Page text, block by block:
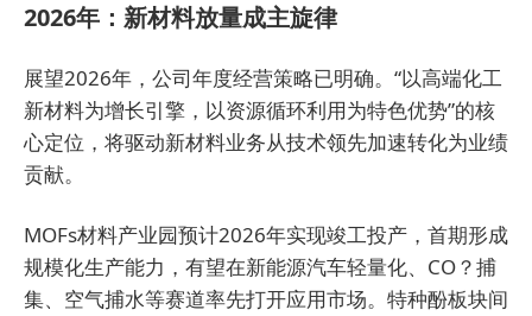
2026年：新材料放量成主旋律
展望2026年，公司年度经营策略已明确。“以高端化工
新材料为增长引擎，以资源循环利用为特色优势”的核
心定位，将驱动新材料业务从技术领先加速转化为业绩
贡献。
MOFs材料产业园预计2026年实现竣工投产，首期形成
规模化生产能力，有望在新能源汽车轻量化、CO？捕
集、空气捕水等赛道率先打开应用市场。特种酚板块间